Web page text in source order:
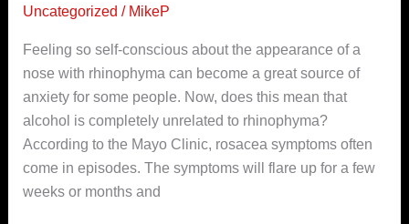
Uncategorized / MikeP
Feeling so self-conscious about the appearance of a
nose with rhinophyma can become a great source of
anxiety for some people. Now, does this mean that
alcohol is completely unrelated to rhinophyma?
According to the Mayo Clinic, rosacea symptoms often
come in episodes. The symptoms will flare up for a few
weeks or months and
Rhinophyma,
Alcoholic
Nose